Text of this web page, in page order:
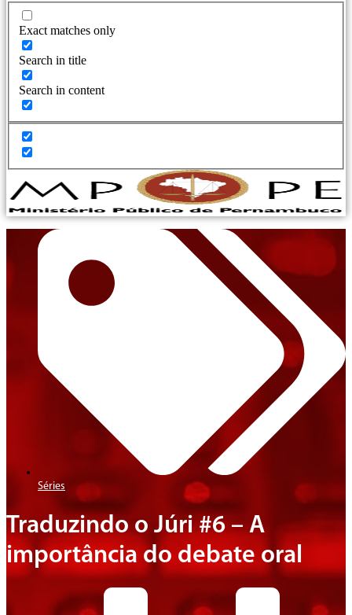
Exact matches only
Search in title
Search in content
Séries
Traduzindo o Júri #6 – A
importância do debate oral